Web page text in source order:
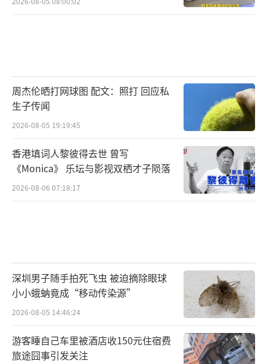
周杰伦晒打网球图 配文：照打 回应私
生子传闻
2026-08-05 19:19:45
香港填词人黎彼得去世 曾写
《Monica》 乐坛与影视双栖才子陨落
2026-08-06 07:18:17
深圳男子随手拍死飞虫 被迫摘除眼球
小小蛾蚋竟成“移动传染源”
2026-08-05 14:46:24
游客睡自己车里被酒店收150元住宿费
旅途囧事引发关注